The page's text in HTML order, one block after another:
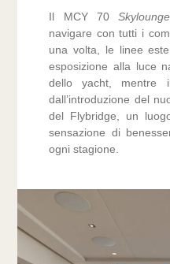
Il MCY 70 Skylounge
navigare con tutti i
una volta, le linee
esposizione alla luce
dello yacht, mentre
dall’introduzione del
del Flybridge, un
sensazione di
ogni stagione.